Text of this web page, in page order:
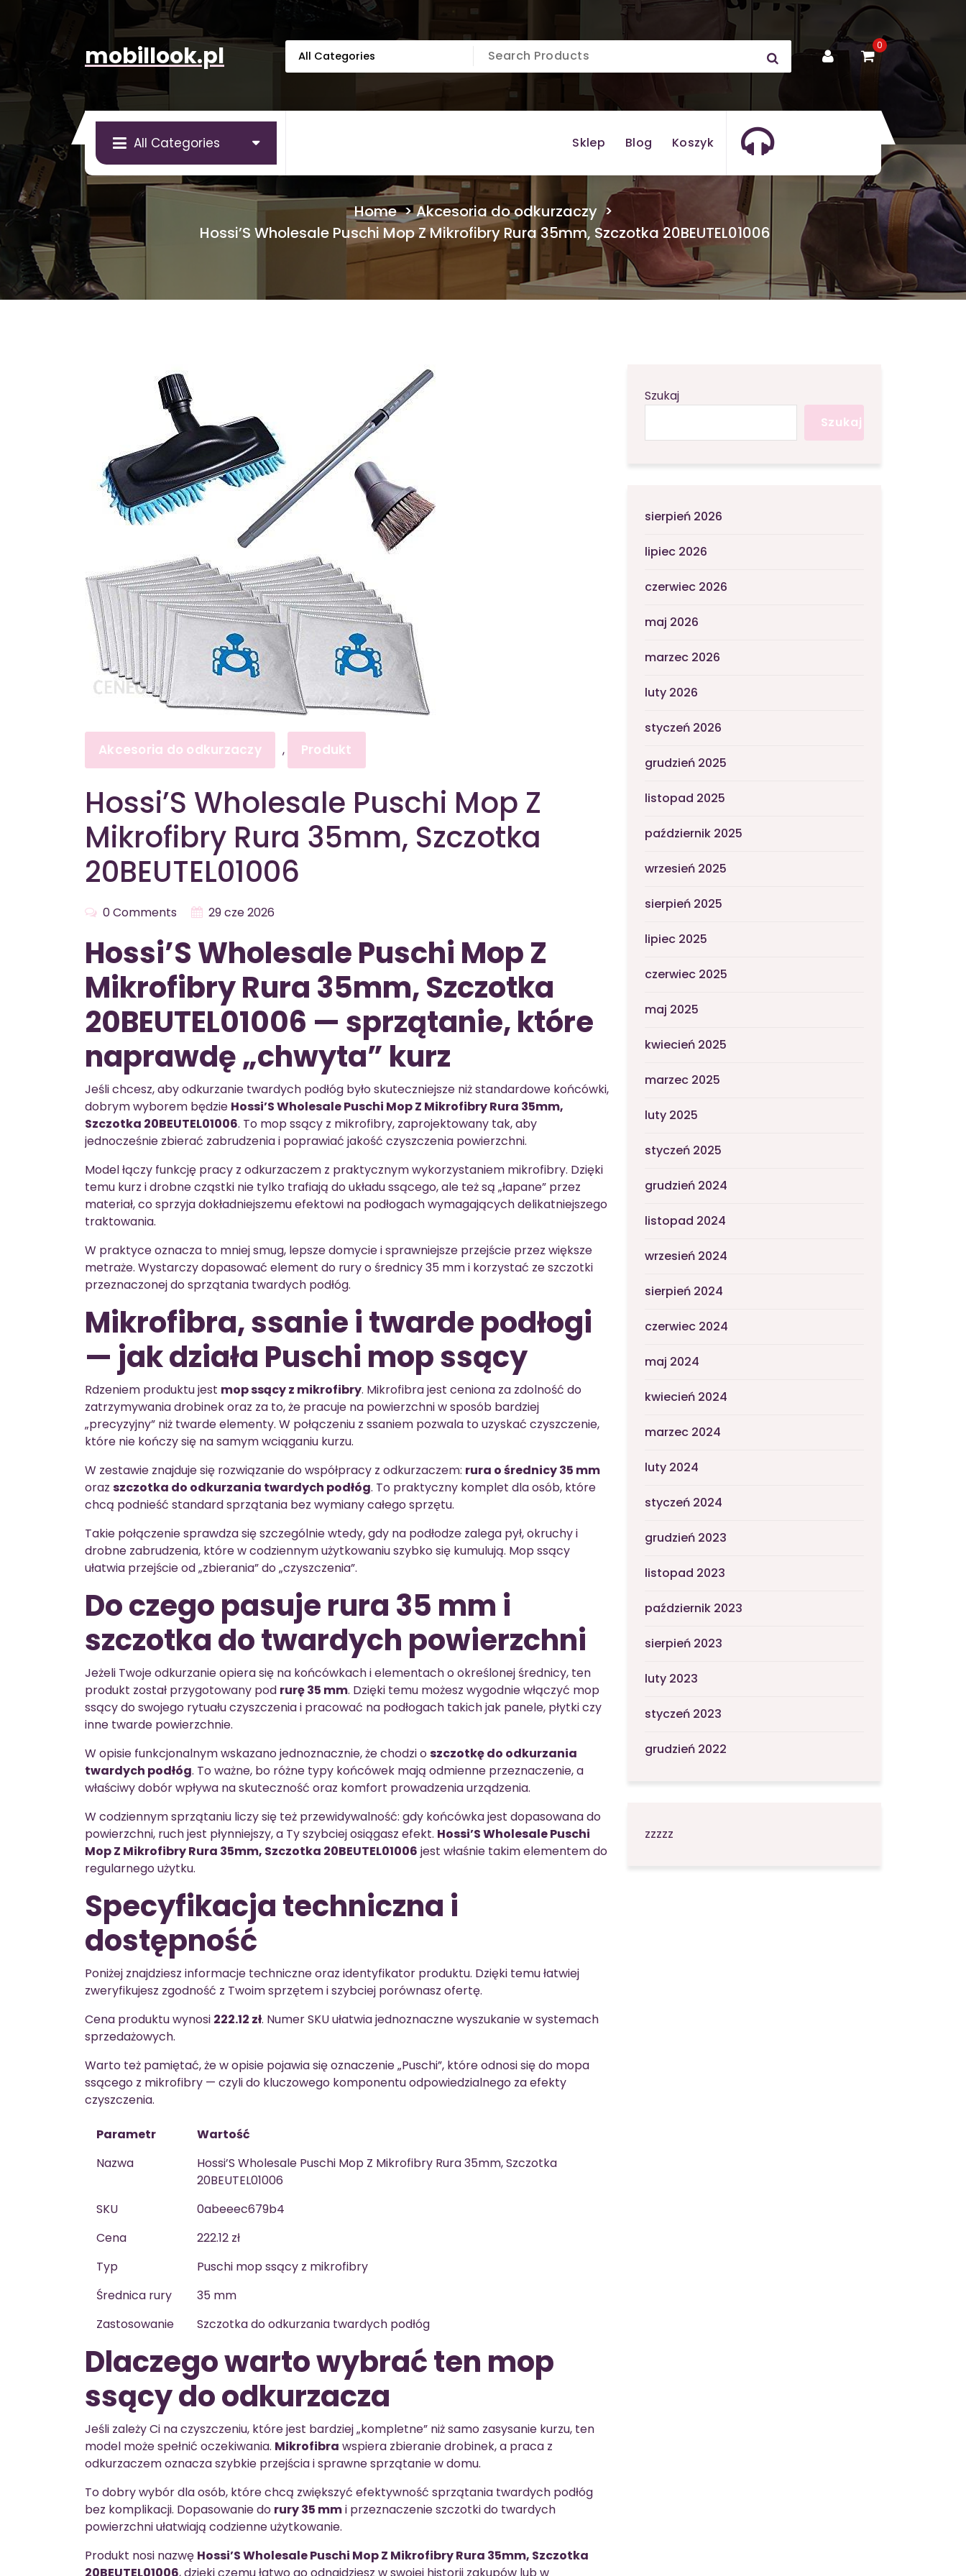
mobillook.pl 0
All Categories Sklep Blog Koszyk
Home>Akcesoria do odkurzaczy>
Hossi’S Wholesale Puschi Mop Z Mikrofibry Rura 35mm, Szczotka 20BEUTEL01006
Akcesoria do odkurzaczy , Produkt
Hossi’S Wholesale Puschi Mop Z
Mikrofibry Rura 35mm, Szczotka
20BEUTEL01006
0 Comments 29 cze 2026
Hossi’S Wholesale Puschi Mop Z
Mikrofibry Rura 35mm, Szczotka
20BEUTEL01006 — sprzątanie, które
naprawdę „chwyta” kurz
Jeśli chcesz, aby odkurzanie twardych podłóg było skuteczniejsze niż standardowe końcówki,
dobrym wyborem będzie Hossi’S Wholesale Puschi Mop Z Mikrofibry Rura 35mm,
Szczotka 20BEUTEL01006. To mop ssący z mikrofibry, zaprojektowany tak, aby
jednocześnie zbierać zabrudzenia i poprawiać jakość czyszczenia powierzchni.
Model łączy funkcję pracy z odkurzaczem z praktycznym wykorzystaniem mikrofibry. Dzięki
temu kurz i drobne cząstki nie tylko trafiają do układu ssącego, ale też są „łapane” przez
materiał, co sprzyja dokładniejszemu efektowi na podłogach wymagających delikatniejszego
traktowania.
W praktyce oznacza to mniej smug, lepsze domycie i sprawniejsze przejście przez większe
metraże. Wystarczy dopasować element do rury o średnicy 35 mm i korzystać ze szczotki
przeznaczonej do sprzątania twardych podłóg.
Mikrofibra, ssanie i twarde podłogi
— jak działa Puschi mop ssący
Rdzeniem produktu jest mop ssący z mikrofibry. Mikrofibra jest ceniona za zdolność do
zatrzymywania drobinek oraz za to, że pracuje na powierzchni w sposób bardziej
„precyzyjny” niż twarde elementy. W połączeniu z ssaniem pozwala to uzyskać czyszczenie,
które nie kończy się na samym wciąganiu kurzu.
W zestawie znajduje się rozwiązanie do współpracy z odkurzaczem: rura o średnicy 35 mm
oraz szczotka do odkurzania twardych podłóg. To praktyczny komplet dla osób, które
chcą podnieść standard sprzątania bez wymiany całego sprzętu.
Takie połączenie sprawdza się szczególnie wtedy, gdy na podłodze zalega pył, okruchy i
drobne zabrudzenia, które w codziennym użytkowaniu szybko się kumulują. Mop ssący
ułatwia przejście od „zbierania” do „czyszczenia”.
Do czego pasuje rura 35 mm i
szczotka do twardych powierzchni
Jeżeli Twoje odkurzanie opiera się na końcówkach i elementach o określonej średnicy, ten
produkt został przygotowany pod rurę 35 mm. Dzięki temu możesz wygodnie włączyć mop
ssący do swojego rytuału czyszczenia i pracować na podłogach takich jak panele, płytki czy
inne twarde powierzchnie.
W opisie funkcjonalnym wskazano jednoznacznie, że chodzi oszczotkę do odkurzania
twardych podłóg. To ważne, bo różne typy końcówek mają odmienne przeznaczenie, a
właściwy dobór wpływa na skuteczność oraz komfort prowadzenia urządzenia.
W codziennym sprzątaniu liczy się też przewidywalność: gdy końcówka jest dopasowana do
powierzchni, ruch jest płynniejszy, a Ty szybciej osiągasz efekt. Hossi’S Wholesale Puschi
Mop Z Mikrofibry Rura 35mm, Szczotka 20BEUTEL01006 jest właśnie takim elementem do
regularnego użytku.
Specyfikacja techniczna i
dostępność
Poniżej znajdziesz informacje techniczne oraz identyfikator produktu. Dzięki temu łatwiej
zweryfikujesz zgodność z Twoim sprzętem i szybciej porównasz ofertę.
Cena produktu wynosi 222.12 zł. Numer SKU ułatwia jednoznaczne wyszukanie w systemach
sprzedażowych.
Warto też pamiętać, że w opisie pojawia się oznaczenie „Puschi”, które odnosi się do mopa
ssącego z mikrofibry — czyli do kluczowego komponentu odpowiedzialnego za efekty
czyszczenia.
Parametr
Wartość
Nazwa
Hossi’S Wholesale Puschi Mop Z Mikrofibry Rura 35mm, Szczotka
20BEUTEL01006
SKU
0abeeec679b4
Cena
222.12 zł
Typ
Puschi mop ssący z mikrofibry
Średnica rury
35 mm
Zastosowanie
Szczotka do odkurzania twardych podłóg
Dlaczego warto wybrać ten mop
ssący do odkurzacza
Jeśli zależy Ci na czyszczeniu, które jest bardziej „kompletne” niż samo zasysanie kurzu, ten
model może spełnić oczekiwania. Mikrofibra wspiera zbieranie drobinek, a praca z
odkurzaczem oznacza szybkie przejścia i sprawne sprzątanie w domu.
To dobry wybór dla osób, które chcą zwiększyć efektywność sprzątania twardych podłóg
bez komplikacji. Dopasowanie do rury 35 mmi przeznaczenie szczotki do twardych
powierzchni ułatwiają codzienne użytkowanie.
Produkt nosi nazwę Hossi’S Wholesale Puschi Mop Z Mikrofibry Rura 35mm, Szczotka
Szukaj
Szukaj
sierpień 2026
lipiec 2026
czerwiec 2026
maj 2026
marzec 2026
luty 2026
styczeń 2026
grudzień 2025
listopad 2025
październik 2025
wrzesień 2025
sierpień 2025
lipiec 2025
czerwiec 2025
maj 2025
kwiecień 2025
marzec 2025
luty 2025
styczeń 2025
grudzień 2024
listopad 2024
wrzesień 2024
sierpień 2024
czerwiec 2024
maj 2024
kwiecień 2024
marzec 2024
luty 2024
styczeń 2024
grudzień 2023
listopad 2023
październik 2023
sierpień 2023
luty 2023
styczeń 2023
grudzień 2022
zzzzz